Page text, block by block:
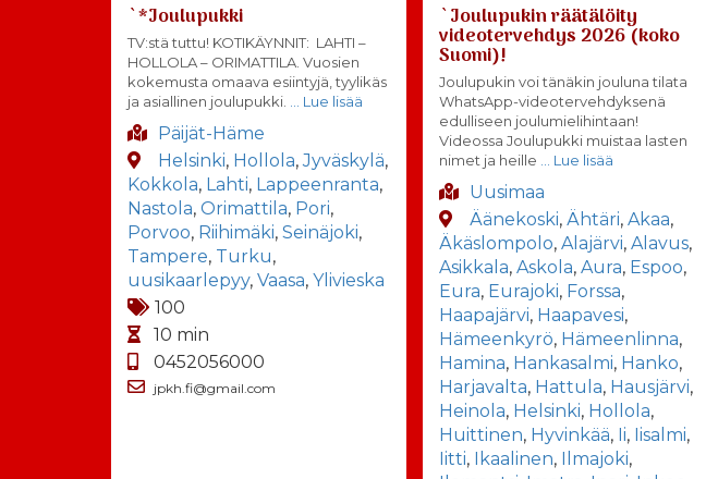
`*Joulupukki
TV:stä tuttu! KOTIKÄYNNIT: LAHTI –
HOLLOLA – ORIMATTILA. Vuosien
kokemusta omaava esiintyjä, tyylikäs
ja asiallinen joulupukki.
… Lue lisää
Päijät-Häme
Helsinki, Hollola,Jyväskylä,
Kokkola, Lahti, Lappeenranta,
Nastola, Orimattila, Pori,
Porvoo, Riihimäki, Seinäjoki,
Tampere, Turku,
uusikaarlepyy, Vaasa, Ylivieska
100
10 min
0452056000
jpkh.fi@gmail.com
`Joulupukin räätälöity
videotervehdys 2026 (koko
Suomi)!
Joulupukin voi tänäkin jouluna tilata
WhatsApp-videotervehdyksenä
edulliseen joulumielihintaan!
Videossa Joulupukki muistaa lasten
nimet ja heille … Lue lisää
Uusimaa
Äänekoski,Ähtäri,Akaa,
Äkäslompolo,Alajärvi,Alavus,
Asikkala,Askola,Aura, Espoo,
Eura, Eurajoki, Forssa,
Haapajärvi, Haapavesi,
Hämeenkyrö, Hämeenlinna,
Hamina, Hankasalmi, Hanko,
Harjavalta, Hattula, Hausjärvi,
Heinola, Helsinki, Hollola,
Huittinen, Hyvinkää, Ii, Iisalmi,
Iitti, Ikaalinen, Ilmajoki,